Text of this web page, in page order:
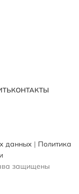
КОНТАКТЫ
данных | Политика
защищены